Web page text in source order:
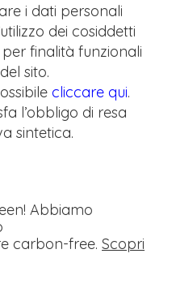
i dati personali
dei cosiddetti
finalità funzionali
sito.
cliccare qui.
l’obbligo di resa
sintetica.
Abbiamo
carbon-free. Scopri